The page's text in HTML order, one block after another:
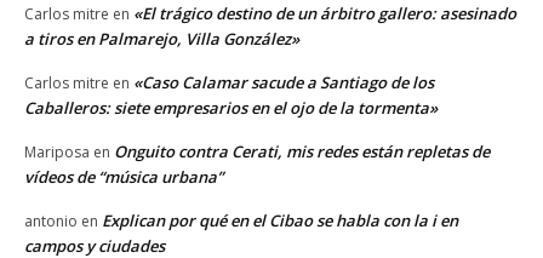
Carlos mitre en «El trágico destino de un árbitro gallero: asesinado
a tiros en Palmarejo, Villa González»
Carlos mitre en «Caso Calamar sacude a Santiago de los
Caballeros: siete empresarios en el ojo de la tormenta»
Mariposa en Onguito contra Cerati, mis redes están repletas de
vídeos de “música urbana”
antonio en Explican por qué en el Cibao se habla con la i en
campos y ciudades